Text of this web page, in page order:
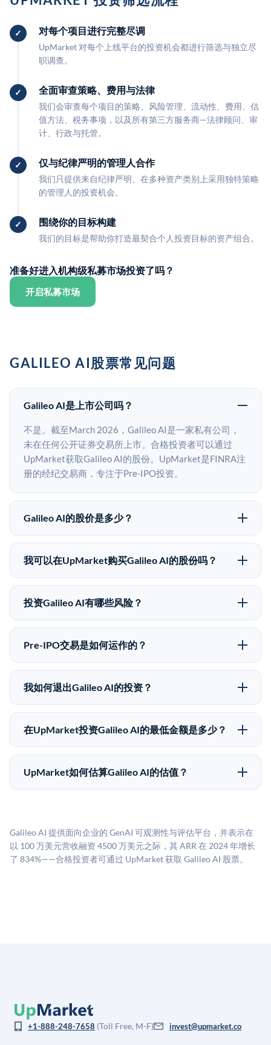
对每个项目进行完整尽调
UpMarket 对每个上线平台的投资机会都进行筛选与独立尽
职调查。
全面审查策略、费用与法律
我们会审查每个项目的策略、风险管理、流动性、费用、估
值方法、税务事项，以及所有第三方服务商—法律顾问、审
计、行政与托管。
仅与纪律严明的管理人合作
我们只提供来自纪律严明、在多种资产类别上采用独特策略
的管理人的投资机会。
围绕你的目标构建
我们的目标是帮助你打造最契合个人投资目标的资产组合。
准备好进入机构级私募市场投资了吗？
开启私募市场
GALILEO AI股票常见问题
Galileo AI是上市公司吗？
不是。截至March 2026，Galileo AI是一家私有公司，
未在任何公开证券交易所上市。合格投资者可以通过
UpMarket获取Galileo AI的股份。UpMarket是FINRA注
册的经纪交易商，专注于Pre-IPO投资。
Galileo AI的股价是多少？
Galileo AI没有公开股价，因为它是一家私有公司。最近
的已知股价来自其最近一轮融资。 二级市场上的Pre-
有所不同。
我可以在UpMarket购买Galileo AI的股份吗？
可以。合格投资者可以通过填写本页表单或在
upmarket.co创建账户来表达对Galileo AI股份的投资意
50,000美元。UpMarket是FINRA注册的经纪交易商，
自2019年以来已经纪超过5亿美元的另类投资。
投资Galileo AI有哪些风险？
Pre-IPO投资存在重大风险。Galileo AI的股份流动性
低，意味着没有公开市场可以快速出售。不存在确定的
应做好可能全部损失的准备。私有公司的估值在融资轮
次之间可能大幅波动。投资者应在投资前咨询其财务顾
Pre-IPO交易是如何运作的？
在Pre-IPO交易中，合格投资者通过二级市场平台从现有
股东（如员工、早期投资者或其他持有人）处购买股
为FINRA注册的经纪交易商促成这些交易，代表双方处
理合规、文件和结算事宜。
我如何退出Galileo AI的投资？
Pre-IPO持股主要有两种退出途径：在二级市场将股份出
售给其他买家，或持有直到公司完成IPO或被收购。两
市场条件。任何退出的时间都是不可预测的，投资者应
做好多年持有的准备。
在UpMarket投资Galileo AI的最低金额是多少？
UpMarket上大多数Pre-IPO产品的最低投资金额为
50,000美元。具体金额可能因产品和股份供应情况而有
UpMarket如何估算Galileo AI的估值？
司可比倍数应用私有公司折扣，以反映流动性不足和信
息不对称。此估值不构成投资建议，可能与实际交易价
Galileo AI 提供面向企业的 GenAI 可观测性与评估平台，并表示在
以 100 万美元营收融资 4500 万美元之际，其 ARR 在 2024 年增长
了 834%——合格投资者可通过 UpMarket 获取 Galileo AI 股票。
+1-888-248-7658 (Toll Free, M-F) invest@upmarket.co